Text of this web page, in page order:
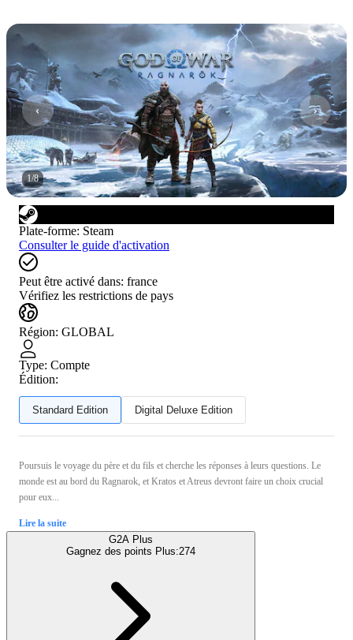
1/8
Plate-forme: Steam
Consulter le guide d'activation
Peut être activé dans: france
Vérifiez les restrictions de pays
Région: GLOBAL
Type: Compte
Édition:
Standard Edition Digital Deluxe Edition
Poursuis le voyage du père et du fils et cherche les réponses à leurs questions. Le
monde est au bord du Ragnarok, et Kratos et Atreus devront faire un choix crucial
pour eux...
Lire la suite
G2A Plus
Gagnez des points Plus:274